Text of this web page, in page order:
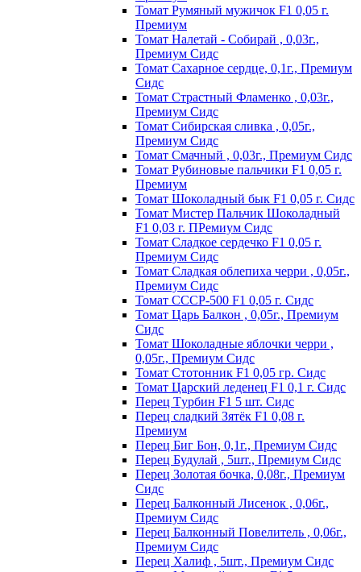
Томат Рyмяный мyжичoк F1 0,05 г.
Пpeмиyм
Томат Налетай - Собирай , 0,03г.,
Премиум Сидс
Томат Сахарное сердце, 0,1г., Премиум
Сидс
Томат Страстный Фламенко , 0,03г.,
Премиум Сидс
Томат Сибирская сливка , 0,05г.,
Премиум Сидс
Томат Смачный , 0,03г., Премиум Сидс
Томат Рyбинoвыe пaльчики F1 0,05 г.
Пpeмиyм
Томат Шоколадный бык F1 0,05 г. Сидс
Томат Мистер Пальчик Шоколадный
F1 0,03 г. ПРемиум Сидс
Томат Сладкое сердечко F1 0,05 г.
Премиум Сидс
Томат Сладкая облепиха черри , 0,05г.,
Премиум Сидс
Томат СССР-500 F1 0,05 г. Сидс
Томат Царь Балкон , 0,05г., Премиум
Сидс
Томат Шоколадные яблочки черри ,
0,05г., Премиум Сидс
Томат Стотонник F1 0,05 гр. Сидс
Томат Царский леденец F1 0,1 г. Сидс
Перец Tурбин F1 5 шт. Сидс
Перец сладкий Зятёк F1 0,08 г.
Премиум
Перец Биг Бон, 0,1г., Премиум Сидс
Перец Будулай , 5шт., Премиум Сидс
Перец Золотая бочка, 0,08г., Премиум
Сидс
Перец Балконный Лисенок , 0,06г.,
Премиум Сидс
Перец Балконный Повелитель , 0,06г.,
Премиум Сидс
Перец Халиф , 5шт., Премиум Сидс